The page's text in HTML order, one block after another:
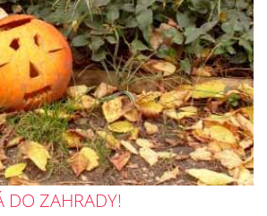
DO ZAHRADY!